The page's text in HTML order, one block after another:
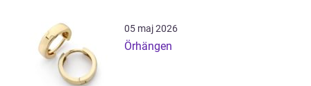
05 maj 2026
Örhängen